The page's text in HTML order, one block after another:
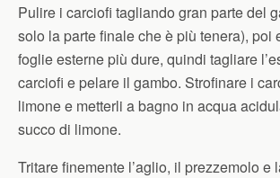
Pulire i carciofi tagliando gran parte del
solo la parte finale che è più tenera), poi
foglie esterne più dure, quindi tagliare
carciofi e pelare il gambo. Strofinare i
limone e metterli a bagno in acqua
succo di limone.
Tritare finemente l’aglio, il prezzemolo e